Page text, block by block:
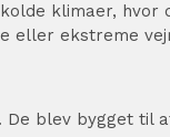
klimaer, hvor
eller ekstreme
blev bygget til